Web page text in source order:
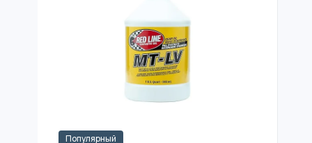
Популярный